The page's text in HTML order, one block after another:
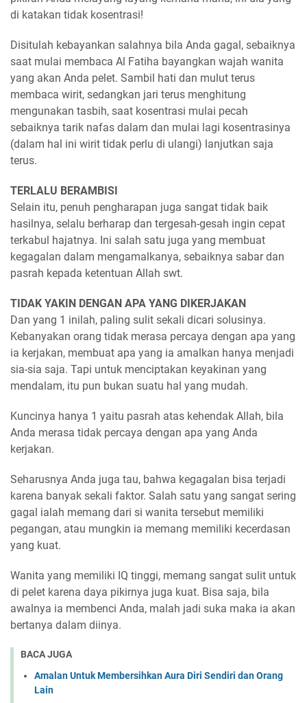
di katakan tidak kosentrasi!
Disitulah kebayankan salahnya bila Anda gagal, sebaiknya
saat mulai membaca Al Fatiha bayangkan wajah wanita
yang akan Anda pelet. Sambil hati dan mulut terus
membaca wirit, sedangkan jari terus menghitung
mengunakan tasbih, saat kosentrasi mulai pecah
sebaiknya tarik nafas dalam dan mulai lagi kosentrasinya
(dalam hal ini wirit tidak perlu di ulangi) lanjutkan saja
terus.
TERLALU BERAMBISI
Selain itu, penuh pengharapan juga sangat tidak baik
hasilnya, selalu berharap dan tergesah-gesah ingin cepat
terkabul hajatnya. Ini salah satu juga yang membuat
kegagalan dalam mengamalkanya, sebaiknya sabar dan
pasrah kepada ketentuan Allah swt.
TIDAK YAKIN DENGAN APA YANG DIKERJAKAN
Dan yang 1 inilah, paling sulit sekali dicari solusinya.
Kebanyakan orang tidak merasa percaya dengan apa yang
ia kerjakan, membuat apa yang ia amalkan hanya menjadi
sia-sia saja. Tapi untuk menciptakan keyakinan yang
mendalam, itu pun bukan suatu hal yang mudah.
Kuncinya hanya 1 yaitu pasrah atas kehendak Allah, bila
Anda merasa tidak percaya dengan apa yang Anda
kerjakan.
Seharusnya Anda juga tau, bahwa kegagalan bisa terjadi
karena banyak sekali faktor. Salah satu yang sangat sering
gagal ialah memang dari si wanita tersebut memiliki
pegangan, atau mungkin ia memang memiliki kecerdasan
yang kuat.
Wanita yang memiliki IQ tinggi, memang sangat sulit untuk
di pelet karena daya pikirnya juga kuat. Bisa saja, bila
awalnya ia membenci Anda, malah jadi suka maka ia akan
bertanya dalam diinya.
BACA JUGA
Amalan Untuk Membersihkan Aura Diri Sendiri dan Orang
Lain